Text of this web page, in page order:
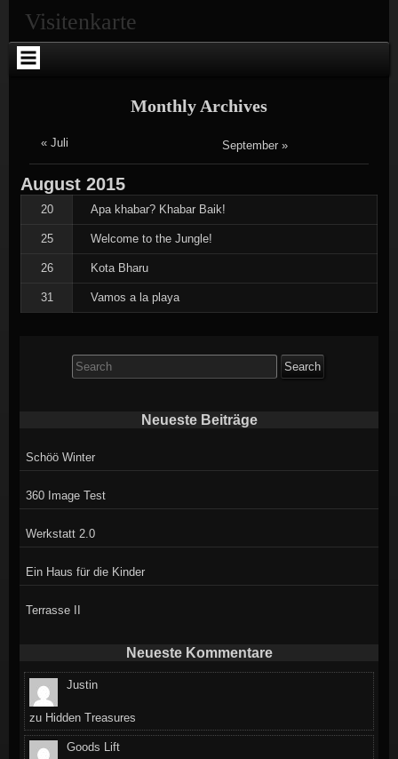
Visitenkarte
Monthly Archives
« Juli September »
August 2015
20 Apa khabar? Khabar Baik!
25 Welcome to the Jungle!
26 Kota Bharu
31 Vamos a la playa
Search
for:
Neueste Beiträge
Schöö Winter
360 Image Test
Werkstatt 2.0
Ein Haus für die Kinder
Terrasse II
Neueste Kommentare
Justin
zu Hidden Treasures
Goods Lift